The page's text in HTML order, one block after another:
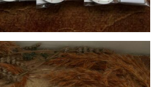
tıklayın